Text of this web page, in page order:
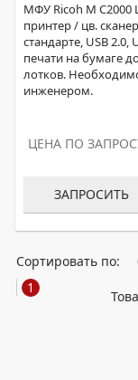
МФУ Ricoh M C2000
принтер / цв.
стандарте, USB
печати на бумаге
лотков.
инженером.
ЦЕНА ПО
ЗАПРОСИТЬ
Сортировать по:
1